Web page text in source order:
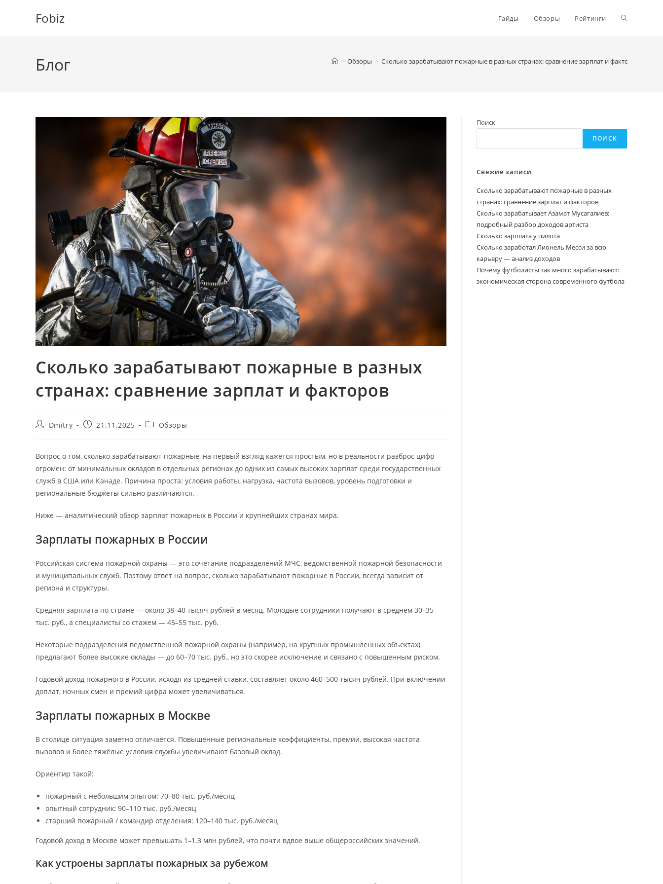
Fobiz Гайды Обзоры Рейтинги
веб-
Блог > Обзоры > Сколько зарабатывают пожарные в разных странах: сравнение зарплат и факторов
Сколько зарабатывают пожарные в разных
странах: сравнение зарплат и факторов
АвторDmitry
Запись21.11.2025
Рубрика
Обзоры
Вопрос о том, сколько зарабатывают пожарные, на первый взгляд кажется простым, но в реальности разброс цифр
огромен: от минимальных окладов в отдельных регионах до одних из самых высоких зарплат среди государственных
служб в США или Канаде. Причина проста: условия работы, нагрузка, частота вызовов, уровень подготовки и
региональные бюджеты сильно различаются.
Ниже — аналитический обзор зарплат пожарных в России и крупнейших странах мира.
Зарплаты пожарных в России
Российская система пожарной охраны — это сочетание подразделений МЧС, ведомственной пожарной безопасности
и муниципальных служб. Поэтому ответ на вопрос, сколько зарабатывают пожарные в России, всегда зависит от
региона и структуры.
Средняя зарплата по стране — около 38–40 тысяч рублей в месяц. Молодые сотрудники получают в среднем 30–35
тыс. руб., а специалисты со стажем — 45–55 тыс. руб.
Некоторые подразделения ведомственной пожарной охраны (например, на крупных промышленных объектах)
предлагают более высокие оклады — до 60–70 тыс. руб., но это скорее исключение и связано с повышенным риском.
Годовой доход пожарного в России, исходя из средней ставки, составляет около 460–500 тысяч рублей. При включении
доплат, ночных смен и премий цифра может увеличиваться.
Зарплаты пожарных в Москве
В столице ситуация заметно отличается. Повышенные региональные коэффициенты, премии, высокая частота
вызовов и более тяжёлые условия службы увеличивают базовый оклад.
Ориентир такой:
пожарный с небольшим опытом: 70–80 тыс. руб./месяц
опытный сотрудник: 90–110 тыс. руб./месяц
старший пожарный / командир отделения: 120–140 тыс. руб./месяц
Годовой доход в Москве может превышать 1–1.3 млн рублей, что почти вдвое выше общероссийских значений.
Как устроены зарплаты пожарных за рубежом
Поиск
ПОИСК
Свежие записи
Сколько зарабатывают пожарные в разных
странах: сравнение зарплат и факторов
Сколько зарабатывает Азамат Мусагалиев:
подробный разбор доходов артиста
Сколько зарплата у пилота
Сколько заработал Лионель Месси за всю
карьеру — анализ доходов
Почему футболисты так много зарабатывают:
экономическая сторона современного футбола